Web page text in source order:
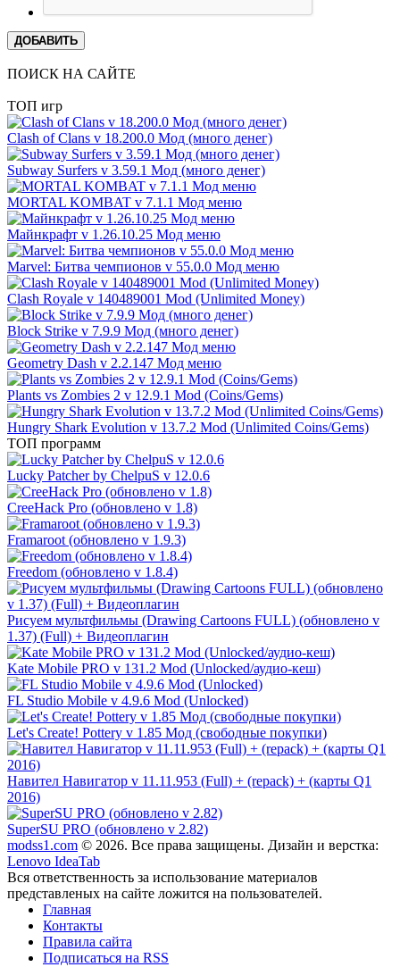
ДОБАВИТЬ
ПОИСК НА САЙТЕ
ТОП игр
Clash of Clans v 18.200.0 Мод (много денег)
Subway Surfers v 3.59.1 Мод (много денег)
MORTAL KOMBAT v 7.1.1 Мод меню
Майнкрафт v 1.26.10.25 Мод меню
Marvel: Битва чемпионов v 55.0.0 Мод меню
Clash Royale v 140489001 Mod (Unlimited Money)
Block Strike v 7.9.9 Мод (много денег)
Geometry Dash v 2.2.147 Мод меню
Plants vs Zombies 2 v 12.9.1 Mod (Coins/Gems)
Hungry Shark Evolution v 13.7.2 Mod (Unlimited Coins/Gems)
ТОП программ
Lucky Patcher by ChelpuS v 12.0.6
CreeHack Pro (обновлено v 1.8)
Framaroot (обновлено v 1.9.3)
Freedom (обновлено v 1.8.4)
Рисуем мультфильмы (Drawing Cartoons FULL) (обновлено v
1.37) (Full) + Видеоплагин
Kate Mobile PRO v 131.2 Mod (Unlocked/аудио-кеш)
FL Studio Mobile v 4.9.6 Mod (Unlocked)
Let's Create! Pottery v 1.85 Мод (свободные покупки)
Навител Навигатор v 11.11.953 (Full) + (repack) + (карты Q1
2016)
SuperSU PRO (обновлено v 2.82)
modss1.com © 2026. Все права защищены. Дизайн и верстка:
Lenovo IdeaTab
Вся ответственность за использование материалов
представленых на сайте ложится на пользователей.
Главная
Контакты
Правила сайта
Подписаться на RSS